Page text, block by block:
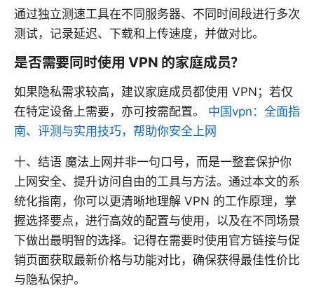
通过独立测速工具在不同服务器、不同时间段进行多次
测试，记录延迟、下载和上传速度，并做对比。
是否需要同时使用 VPN 的家庭成员？
如果隐私需求较高，建议家庭成员都使用 VPN；若仅
在特定设备上需要，亦可按需配置。 中国vpn：全面指
南、评测与实用技巧，帮助你安全上网
十、结语 魔法上网并非一句口号，而是一整套保护你
上网安全、提升访问自由的工具与方法。通过本文的系
统化指南，你可以更清晰地理解 VPN 的工作原理，掌
握选择要点，进行高效的配置与使用，以及在不同场景
下做出最明智的选择。记得在需要时使用官方链接与促
销页面获取最新价格与功能对比，确保获得最佳性价比
与隐私保护。